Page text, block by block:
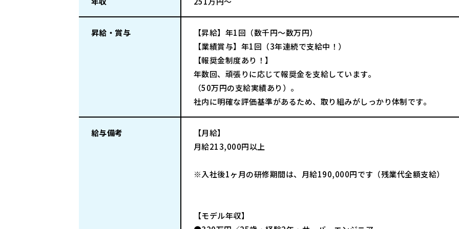
昇給・賞与
【昇給】年1回（数千円～数万円）
【業績賞与】年1回（3年連続で支給中！）
【報奨金制度あり！】
年数回、頑張りに応じて報奨金を支給しています。
（50万円の支給実績あり）。
社内に明確な評価基準があるため、取り組みがしっかり体制です。
給与備考
【月給】
月給213,000円以上
※入社後1ヶ月の研修期間は、月給190,000円です（残業代全額支給）
【モデル年収】